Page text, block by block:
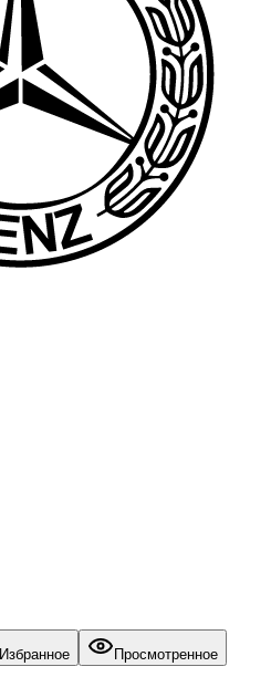
Избранное Просмотренное